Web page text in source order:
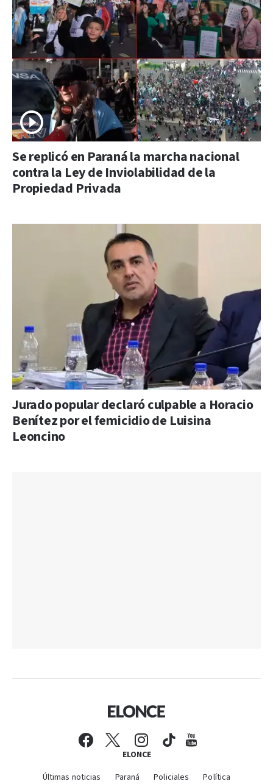
Se replicó en Paraná la marcha nacional
contra la Ley de Inviolabilidad de la
Propiedad Privada
Jurado popular declaró culpable a Horacio
Benítez por el femicidio de Luisina
Leoncino
ELONCE
Últimas noticias Paraná Policiales Política